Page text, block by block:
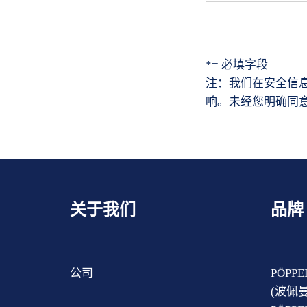
*= 必填字段
注：我们在安全信
响。未经您明确同
关于我们
公司
品牌
(波佩